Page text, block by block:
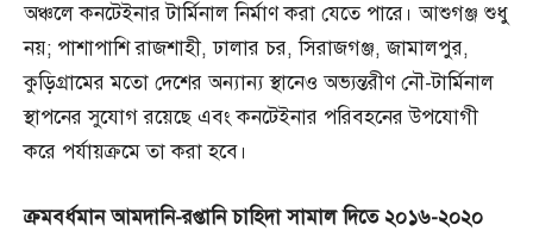
অঞ্চলে কনটেইনার টার্মিনাল নির্মাণ করা যেতে পারে। আশুগঞ্জ শুধু
নয়; পাশাপাশি রাজশাহী, ঢালার চর, সিরাজগঞ্জ, জামালপুর,
কুড়িগ্রামের মতো দেশের অন্যান্য স্থানেও অভ্যন্তরীণ নৌ-টার্মিনাল
স্থাপনের সুযোগ রয়েছে এবং কনটেইনার পরিবহনের উপযোগী
করে পর্যায়ক্রমে তা করা হবে।
ক্রমবর্ধমানআমদানি-রপ্তানিচাহিদাসামালদিতে২০১৬-২০২০